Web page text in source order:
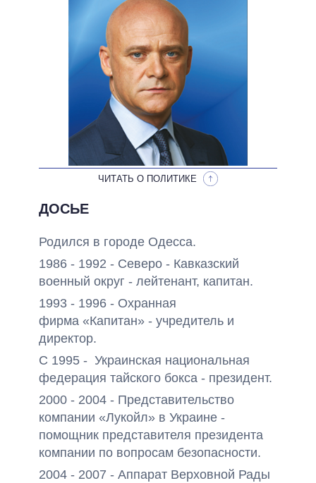
НЕВЫПОЛНЕННЫЕ ОБЕЩАНИЯ
ОБЕЩАНИЯ В ПРОЦЕССЕ
ВСЕ ОБЕЩАНИЯ
АРХИВНЫЕ ОБЕЩАНИЯ
ЧИТАТЬ О ПОЛИТИКЕ
ДОСЬЕ
Родился в городе Одесса.
1986 - 1992 - Северо - Кавказский
военный округ - лейтенант, капитан.
1993 - 1996 - Охранная
фирма «Капитан» - учредитель и
директор.
С 1995 - Украинская национальная
федерация тайского бокса - президент.
2000 - 2004 - Представительство
компании «Лукойл» в Украине -
помощник представителя президента
компании по вопросам безопасности.
2004 - 2007 - Аппарат Верховной Рады